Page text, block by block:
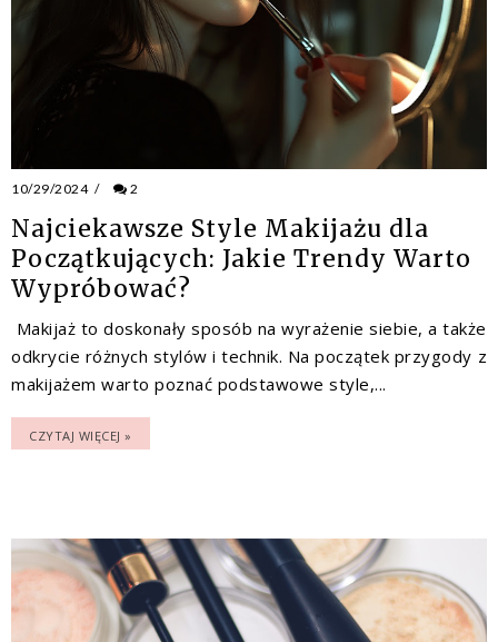
10/29/2024 / 2
Najciekawsze Style Makijażu dla
Początkujących: Jakie Trendy Warto
Wypróbować?
Makijaż to doskonały sposób na wyrażenie siebie, a także
odkrycie różnych stylów i technik. Na początek przygody z
makijażem warto poznać podstawowe style,...
CZYTAJ WIĘCEJ »